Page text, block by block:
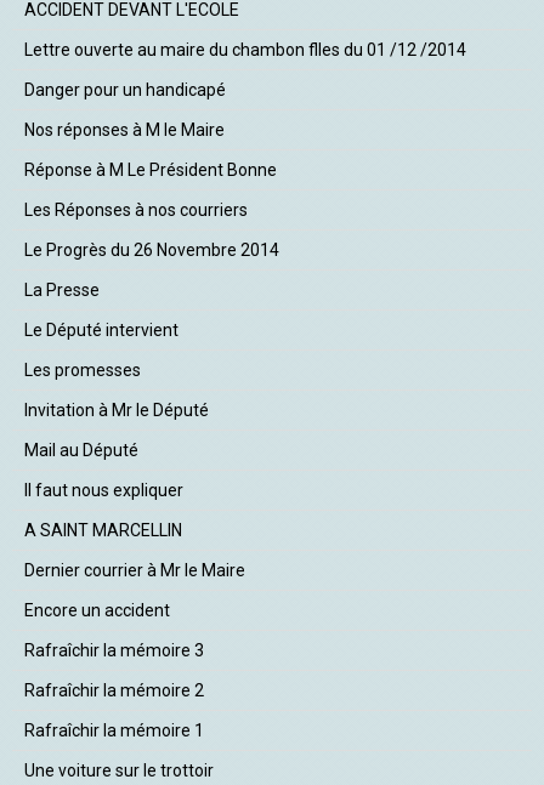
ACCIDENT DEVANT L'ECOLE
Lettre ouverte au maire du chambon flles du 01 /12 /2014
Danger pour un handicapé
Nos réponses à M le Maire
Réponse à M Le Président Bonne
Les Réponses à nos courriers
Le Progrès du 26 Novembre 2014
La Presse
Le Député intervient
Les promesses
Invitation à Mr le Député
Mail au Député
Il faut nous expliquer
A SAINT MARCELLIN
Dernier courrier à Mr le Maire
Encore un accident
Rafraîchir la mémoire 3
Rafraîchir la mémoire 2
Rafraîchir la mémoire 1
Une voiture sur le trottoir